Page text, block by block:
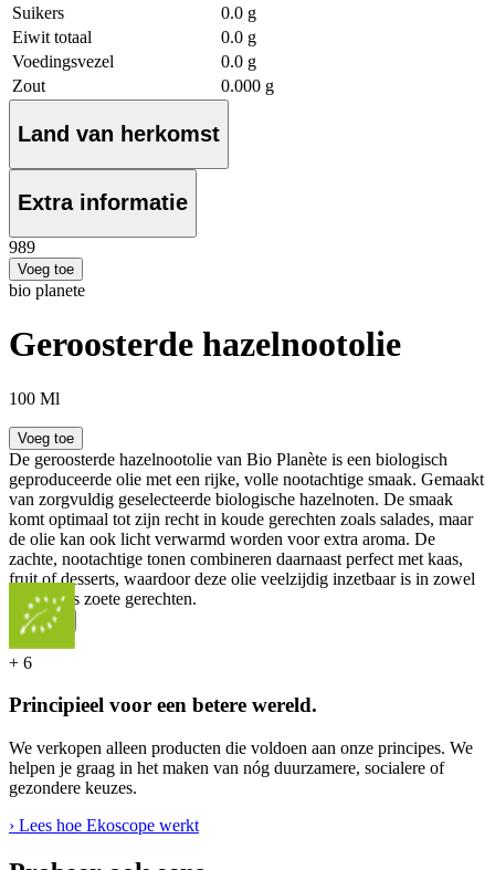
Suikers
0.0 g
Eiwit totaal
0.0 g
Voedingsvezel
0.0 g
Zout
0.000 g
Land van herkomst
Extra informatie
989
Voeg toe
bio planete
Geroosterde hazelnootolie
100 Ml
Voeg toe
De geroosterde hazelnootolie van Bio Planète is een biologisch
geproduceerde olie met een rijke, volle nootachtige smaak. Gemaakt
van zorgvuldig geselecteerde biologische hazelnoten. De smaak
komt optimaal tot zijn recht in koude gerechten zoals salades, maar
de olie kan ook licht verwarmd worden voor extra aroma. De
zachte, nootachtige tonen combineren daarnaast perfect met kaas,
fruit of desserts, waardoor deze olie veelzijdig inzetbaar is in zowel
hartige als zoete gerechten.
... Meer
+ 6
Principieel voor een betere wereld.
We verkopen alleen producten die voldoen aan onze principes. We
helpen je graag in het maken van nóg duurzamere, socialere of
gezondere keuzes.
› Lees hoe Ekoscope werkt